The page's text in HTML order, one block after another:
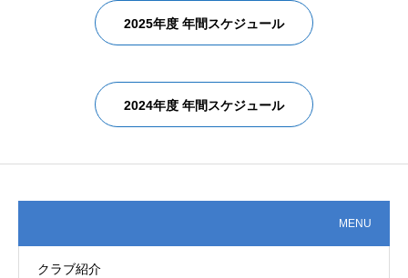
2025年度 年間スケジュール
2024年度 年間スケジュール
MENU
クラブ紹介